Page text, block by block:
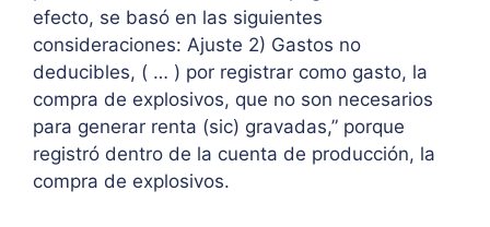
efecto, se basó en las siguientes
consideraciones: Ajuste 2) Gastos no
deducibles, ( … ) por registrar como gasto, la
compra de explosivos, que no son necesarios
para generar renta (sic) gravadas,” porque
registró dentro de la cuenta de producción, la
compra de explosivos.